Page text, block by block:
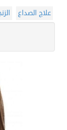
علاج الصداع